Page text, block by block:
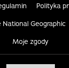
Polityka
Geographic
Moje zgody